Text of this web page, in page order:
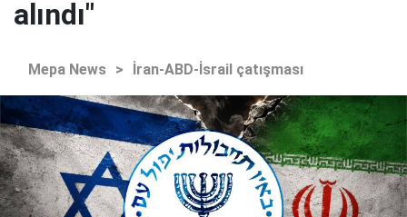
alındı"
Mepa News > İran-ABD-İsrail çatışması